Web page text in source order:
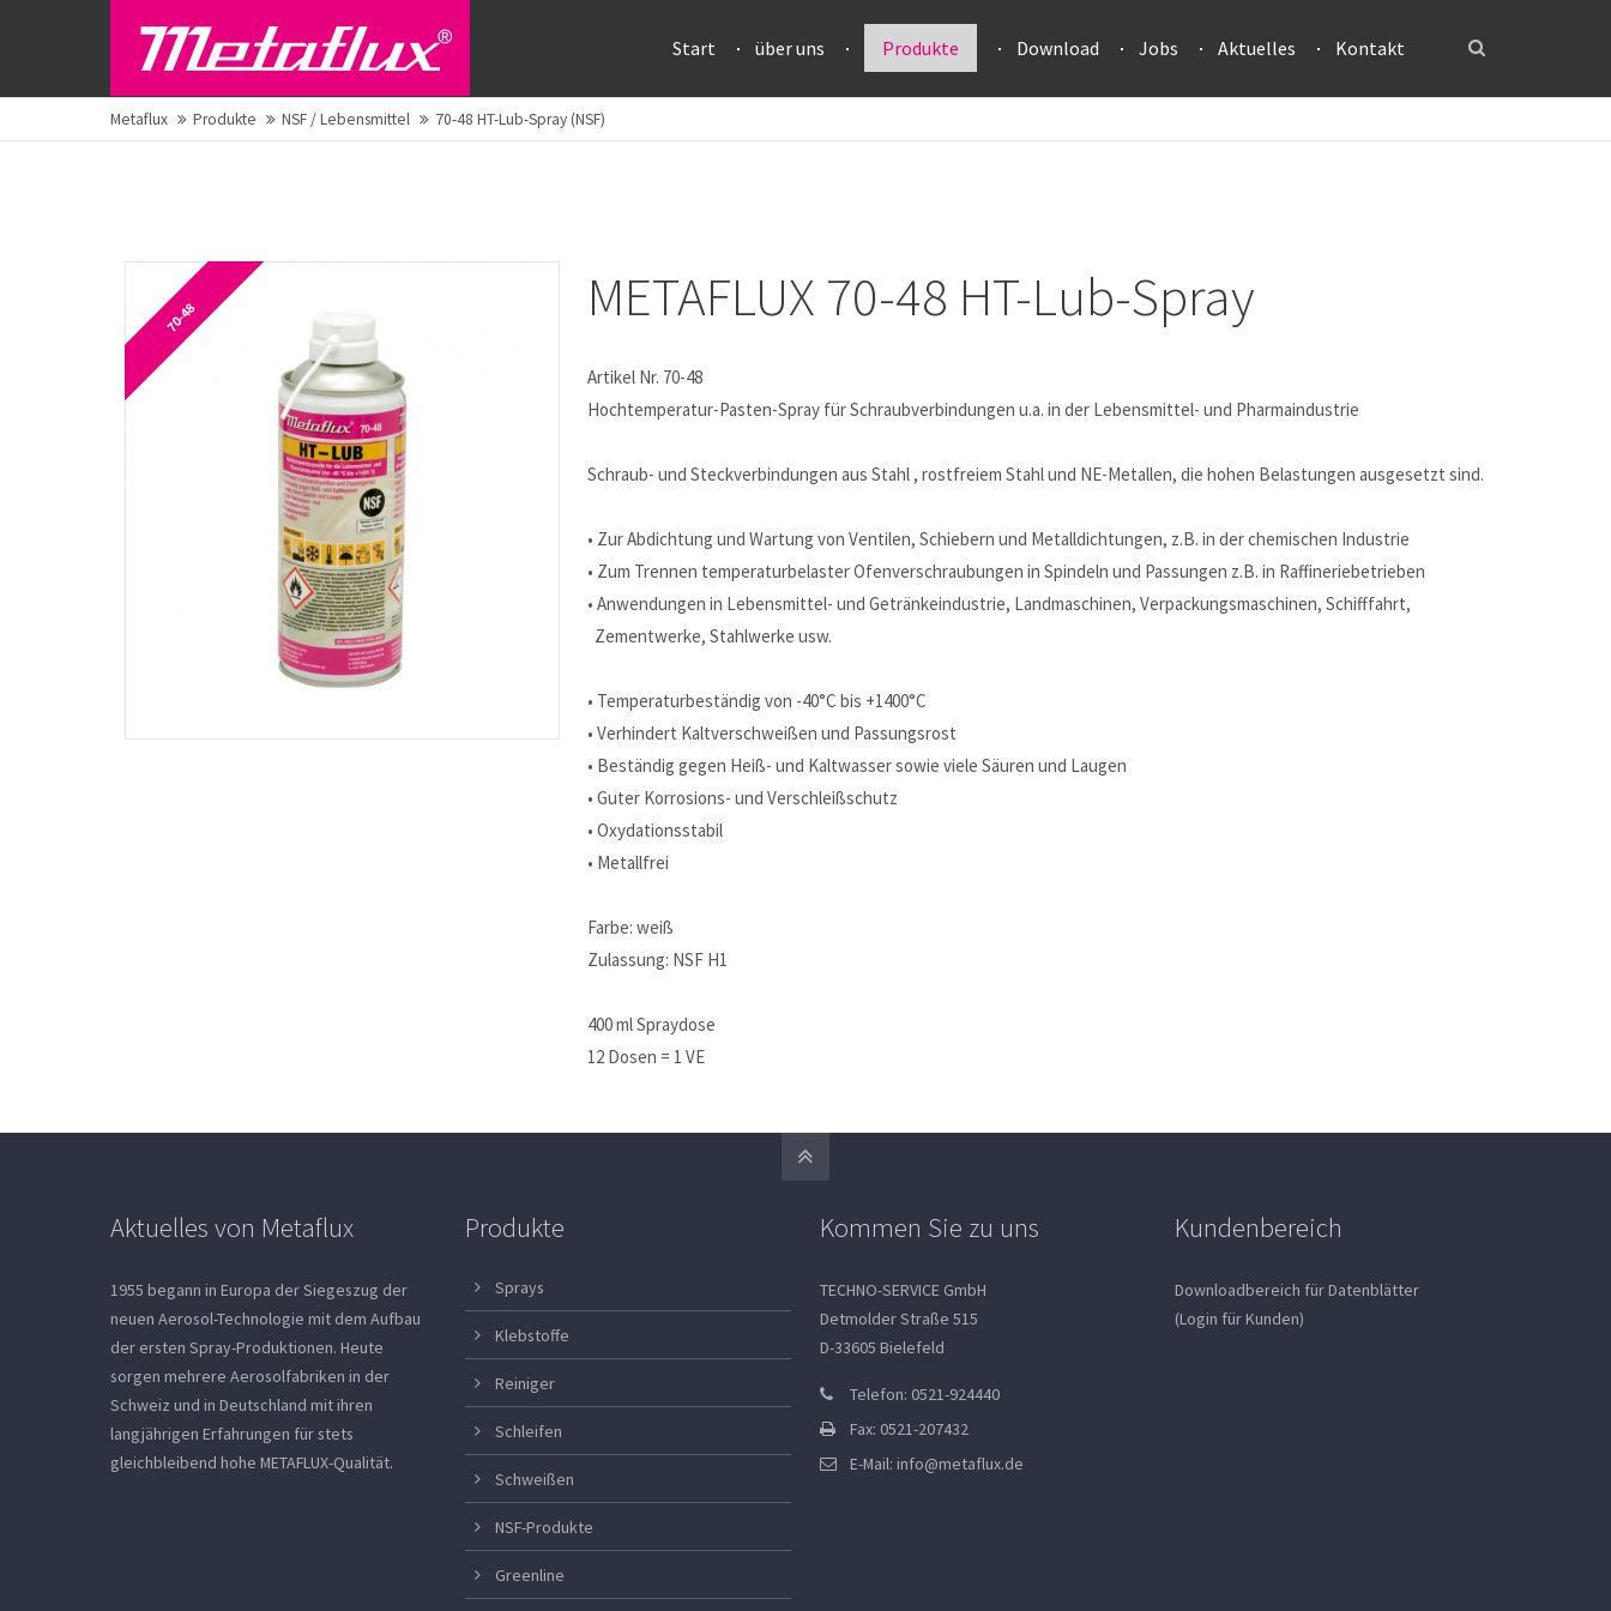
Start über uns Produkte Download Jobs Aktuelles Kontakt
Metaflux Produkte NSF / Lebensmittel 70-48 HT-Lub-Spray (NSF)
70-48 METAFLUX 70-48 HT-Lub-Spray
Artikel Nr. 70-48
Hochtemperatur-Pasten-Spray für Schraubverbindungen u.a. in der Lebensmittel- und Pharmaindustrie
Schraub- und Steckverbindungen aus Stahl , rostfreiem Stahl und NE-Metallen, die hohen Belastungen ausgesetzt sind.
• Zur Abdichtung und Wartung von Ventilen, Schiebern und Metalldichtungen, z.B. in der chemischen Industrie
• Zum Trennen temperaturbelaster Ofenverschraubungen in Spindeln und Passungen z.B. in Raffineriebetrieben
• Anwendungen in Lebensmittel- und Getränkeindustrie, Landmaschinen, Verpackungsmaschinen, Schifffahrt,
Zementwerke, Stahlwerke usw.
• Temperaturbeständig von -40°C bis +1400°C
• Verhindert Kaltverschweißen und Passungsrost
• Beständig gegen Heiß- und Kaltwasser sowie viele Säuren und Laugen
• Guter Korrosions- und Verschleißschutz
• Oxydationsstabil
• Metallfrei
Farbe: weiß
Zulassung: NSF H1
400 ml Spraydose
12 Dosen = 1 VE
Aktuelles von Metaflux
1955 begann in Europa der Siegeszug der
neuen Aerosol-Technologie mit dem Aufbau
der ersten Spray-Produktionen. Heute
sorgen mehrere Aerosolfabriken in der
Schweiz und in Deutschland mit ihren
langjährigen Erfahrungen für stets
gleichbleibend hohe METAFLUX-Qualität.
Produkte
Sprays
Klebstoffe
Reiniger
Schleifen
Schweißen
NSF-Produkte
Greenline
Kommen Sie zu uns
TECHNO-SERVICE GmbH
Detmolder Straße 515
D-33605 Bielefeld
Telefon: 0521-924440
Fax: 0521-207432
E-Mail:info@metaflux.de
Kundenbereich
Downloadbereich für Datenblätter
(Login für Kunden)